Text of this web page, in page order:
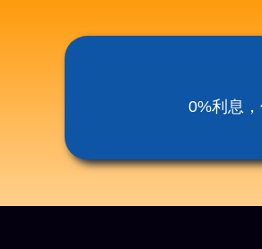
0%利息